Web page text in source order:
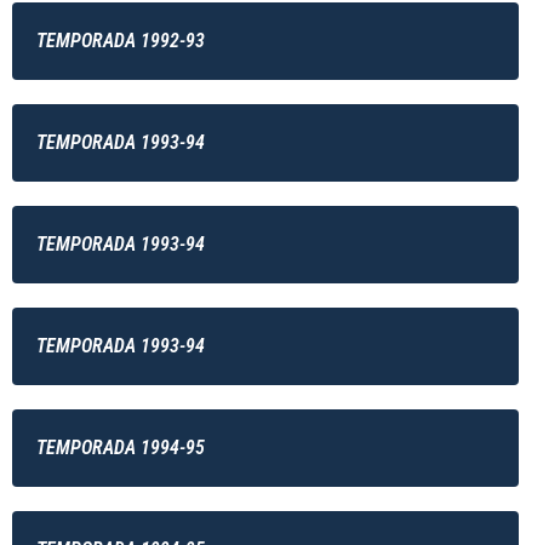
TEMPORADA 1992-93
TEMPORADA 1993-94
TEMPORADA 1993-94
TEMPORADA 1993-94
TEMPORADA 1994-95